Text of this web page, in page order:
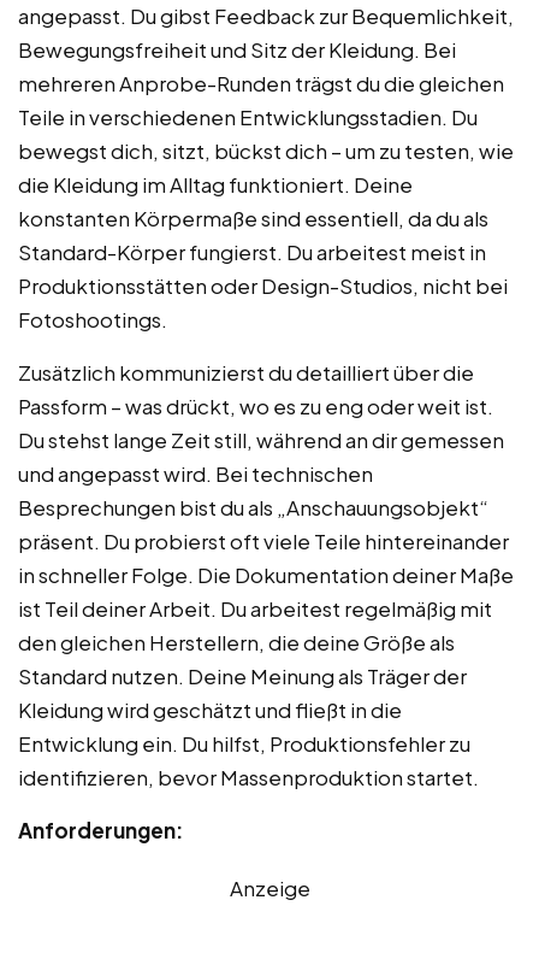
angepasst. Du gibst Feedback zur Bequemlichkeit,
Bewegungsfreiheit und Sitz der Kleidung. Bei
mehreren Anprobe-Runden trägst du die gleichen
Teile in verschiedenen Entwicklungsstadien. Du
bewegst dich, sitzt, bückst dich – um zu testen, wie
die Kleidung im Alltag funktioniert. Deine
konstanten Körpermaße sind essentiell, da du als
Standard-Körper fungierst. Du arbeitest meist in
Produktionsstätten oder Design-Studios, nicht bei
Fotoshootings.
Zusätzlich kommunizierst du detailliert über die
Passform – was drückt, wo es zu eng oder weit ist.
Du stehst lange Zeit still, während an dir gemessen
und angepasst wird. Bei technischen
Besprechungen bist du als „Anschauungsobjekt“
präsent. Du probierst oft viele Teile hintereinander
in schneller Folge. Die Dokumentation deiner Maße
ist Teil deiner Arbeit. Du arbeitest regelmäßig mit
den gleichen Herstellern, die deine Größe als
Standard nutzen. Deine Meinung als Träger der
Kleidung wird geschätzt und fließt in die
Entwicklung ein. Du hilfst, Produktionsfehler zu
identifizieren, bevor Massenproduktion startet.
Anforderungen:
Anzeige